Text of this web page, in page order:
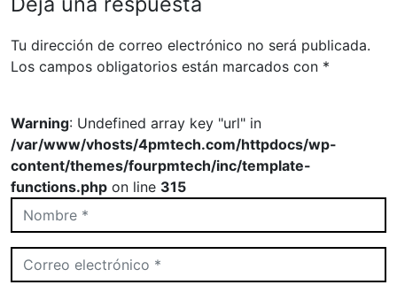
Tu dirección de correo electrónico no será publicada.
Los campos obligatorios están marcados con *
Warning: Undefined array key "url" in
/var/www/vhosts/4pmtech.com/httpdocs/wp-
content/themes/fourpmtech/inc/template-
functions.php on line 315